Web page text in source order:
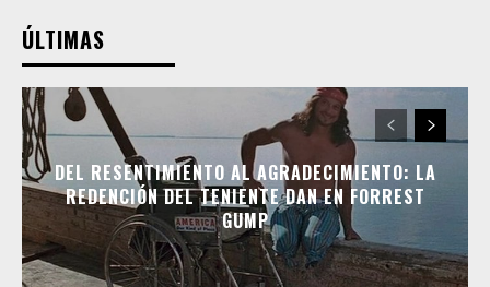
ÚLTIMAS
DEL RESENTIMIENTO AL AGRADECIMIENTO: LA
REDENCIÓN DEL TENIENTE DAN EN FORREST
GUMP